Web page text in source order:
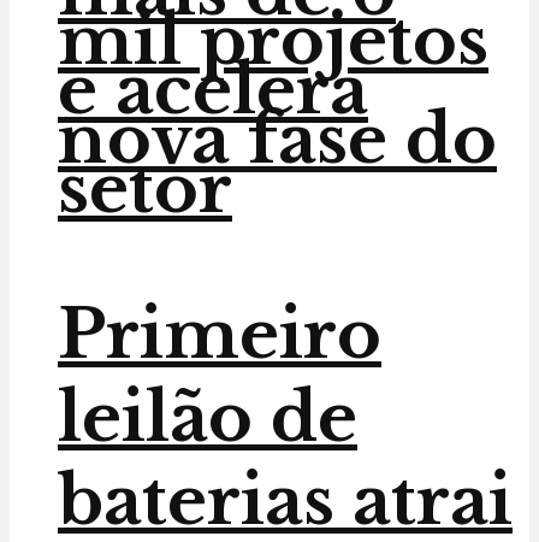
mil projetos
e acelera
nova fase do
setor
Primeiro
leilão de
baterias atrai